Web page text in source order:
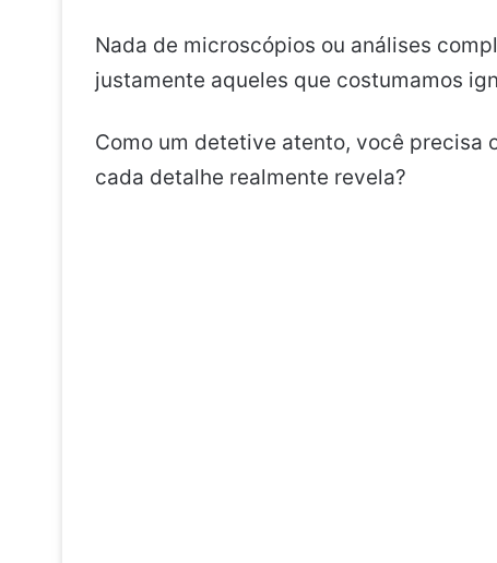
Nada de microscópios ou análises
justamente aqueles que costumamos
Como um detetive atento, você precisa
cada detalhe realmente revela?